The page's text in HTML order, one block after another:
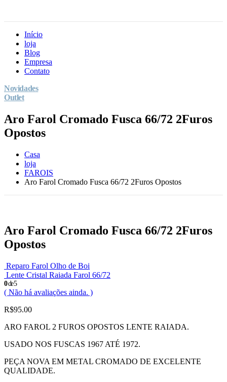
Início
loja
Blog
Empresa
Contato
Novidades
Outlet
Aro Farol Cromado Fusca 66/72 2Furos
Opostos
Casa
loja
FAROIS
Aro Farol Cromado Fusca 66/72 2Furos Opostos
Aro Farol Cromado Fusca 66/72 2Furos
Opostos
Reparo Farol Olho de Boi
Lente Cristal Raiada Farol 66/72
0de 5
( Não há avaliações ainda. )
R$95.00
ARO FAROL 2 FUROS OPOSTOS LENTE RAIADA.
USADO NOS FUSCAS 1967 ATÉ 1972.
PEÇA NOVA EM METAL CROMADO DE EXCELENTE
QUALIDADE.